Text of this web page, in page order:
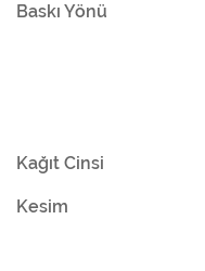
Baskı Yönü
Kağıt Cinsi
Kesim